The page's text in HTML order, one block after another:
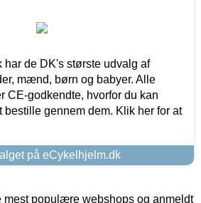
har de DK's største udvalg af
mænd, børn og babyer. Alle
CE-godkendte, hvorfor du kan
gennem dem. Klik her for at
på eCykelhjelm.dk
mest populære webshops og anmeldt